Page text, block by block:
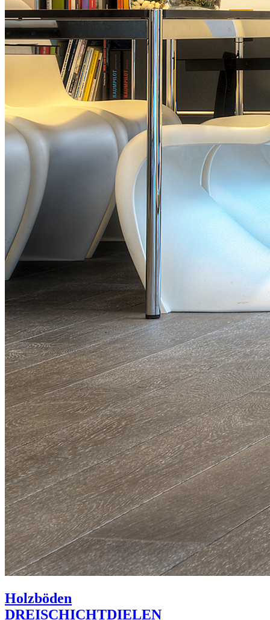
Holzböden
DREISCHICHTDIELEN